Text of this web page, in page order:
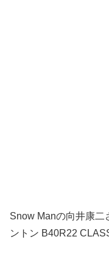
Snow Manの向井康二
ントン B40R22